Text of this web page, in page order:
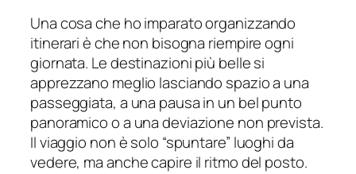
Una cosa che ho imparato organizzando
itinerari è che non bisogna riempire ogni
giornata. Le destinazioni più belle si
apprezzano meglio lasciando spazio a una
passeggiata, a una pausa in un bel punto
panoramico o a una deviazione non prevista.
Il viaggio non è solo “spuntare” luoghi da
vedere, ma anche capire il ritmo del posto.